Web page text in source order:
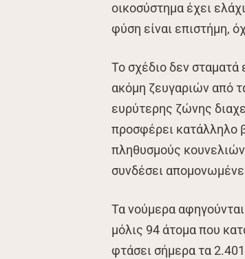
οικοσύστημα έχει
φύση είναι επιστήμη,
Το σχέδιο δεν
ακόμη ζευγαριών από
ευρύτερης ζώνης
προσφέρει κατάλληλο
πληθυσμούς
συνδέσει
Τα νούμερα
μόλις 94 άτομα που
φτάσει σήμερα τα